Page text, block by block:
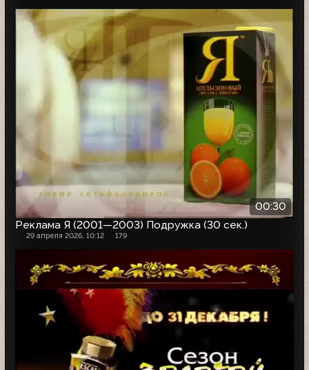
00:30
Реклама Я (2001—2003) Подружка (30 сек.)
29 апреля 2026, 10:12 179